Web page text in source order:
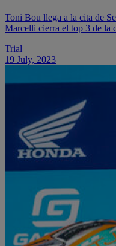
Toni Bou llega a la cita de
Marcelli cierra el top 3 de la
Trial
19 July, 2023